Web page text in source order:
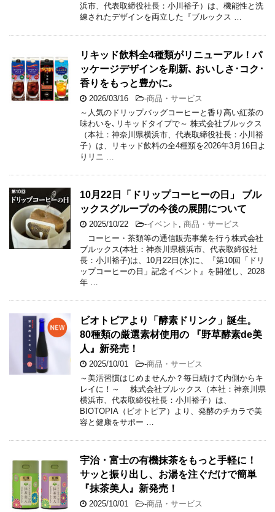
浜市、代表取締役社長：小川裕子）は、機能性と洗
練されたデザインを両立した『ブルックス …
リキッド飲料全4種類がリニューアル！パ
ッケージデザインを刷新､ おいしさ･コク･
香りをもっと豊かに｡
2026/03/16 -商品・サービス
～人気のドリップバッグコーヒーと香り高い紅茶の
味わいを､リキッドタイプで～ 株式会社ブルックス
（本社：神奈川県横浜市、代表取締役社長：小川裕
子）は、リキッド飲料の全4種類を2026年3月16日よ
りリニ …
10月22日「ドリップコーヒーの日」 ブル
ックスグループの今後の展開について
2025/10/22 -イベント
商品・サービス
コーヒー・茶類等の通信販売事業を行う株式会社
ブルックス(本社：神奈川県横浜市、代表取締役社
長：小川裕子)は、10月22日(水)に、『第10回「ドリ
ップコーヒーの日」記念イベント』を開催し、2028
年 …
ビオトピアより「酵素ドリンク」誕生。
80種類の厳選素材使用の 『野草酵素de美
人』新発売！
2025/10/01 -商品・サービス
～美活習慣はじめませんか？毎日続けて内側からキ
レイに！～ 株式会社ブルックス（本社：神奈川県
横浜市、代表取締役社長：小川裕子）は、
BIOTOPIA（ビオトピア）より、発酵のチカラで美
容と健康をサポー …
宇治・富士の有機抹茶をもっと手軽に！
サッと振り出し、お湯を注ぐだけで簡単
『抹茶美人』新発売！
2025/10/01 -商品・サービス